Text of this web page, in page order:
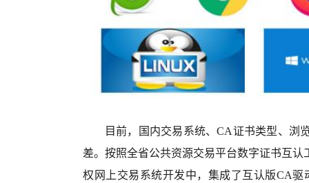
目前，国内交易系统、CA证书类型、浏
差。按照全省公共资源交易平台数字证书互
权网上交易系统开发中，集成了互认版CA